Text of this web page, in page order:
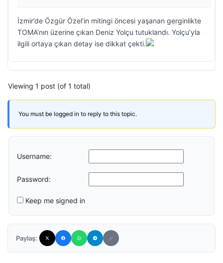
İzmir’de Özgür Özel’in mitingi öncesi yaşanan gerginlikte
TOMA’nın üzerine çıkan Deniz Yolçu tutuklandı. Yolçu’yla
ilgili ortaya çıkan detay ise dikkat çekti.
Viewing 1 post (of 1 total)
You must be logged in to reply to this topic.
Username:
Password:
Keep me signed in
Paylaş: